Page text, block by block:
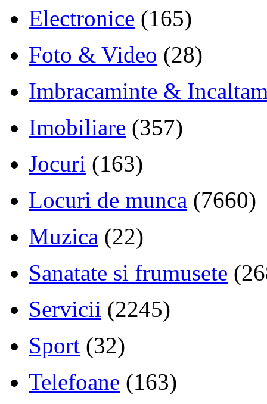
Electronice (165)
Foto & Video (28)
Imbracaminte &
Imobiliare (357)
Jocuri (163)
Locuri de munca (7660)
Muzica (22)
Sanatate si frumusete
Servicii (2245)
Sport (32)
Telefoane (163)